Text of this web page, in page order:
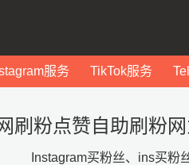
服务 TikTok服务
刷粉点赞自助刷粉
Instagram买粉丝、ins买粉